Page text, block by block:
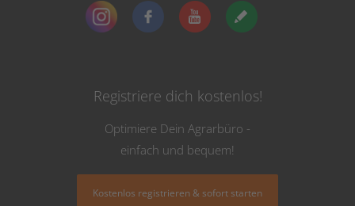
Registriere dich kostenlos!
Optimiere Dein Agrarbüro -
einfach und bequem!
Kostenlos registrieren & sofort starten